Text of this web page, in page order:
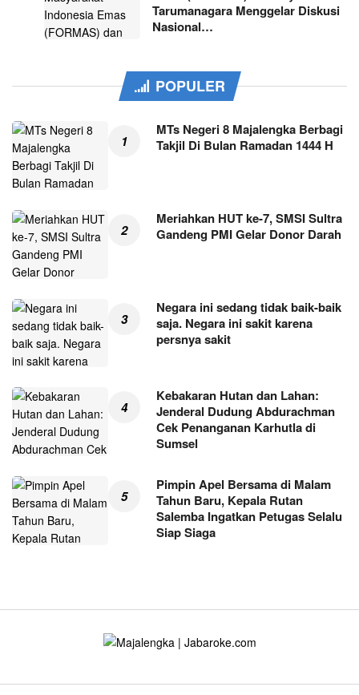
Tarumanagara Menggelar Diskusi
Nasional…
POPULER
MTs Negeri 8 Majalengka Berbagi
Takjil Di Bulan Ramadan 1444 H
Meriahkan HUT ke-7, SMSI Sultra
Gandeng PMI Gelar Donor Darah
Negara ini sedang tidak baik-baik
saja. Negara ini sakit karena
persnya sakit
Kebakaran Hutan dan Lahan:
Jenderal Dudung Abdurachman
Cek Penanganan Karhutla di
Sumsel
Pimpin Apel Bersama di Malam
Tahun Baru, Kepala Rutan
Salemba Ingatkan Petugas Selalu
Siap Siaga